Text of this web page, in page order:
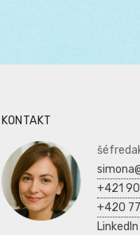
KONTAKT
+421
+420
LinkedIn